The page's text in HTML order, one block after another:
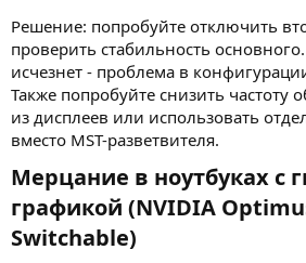
Решение: попробуйте отключить
проверить стабильность
исчезнет - проблема в
Также попробуйте снизить частоту
из дисплеев или использовать
вместо MST-разветвителя.
Мерцание в ноутбуках с
графикой (NVIDIA
Switchable)​